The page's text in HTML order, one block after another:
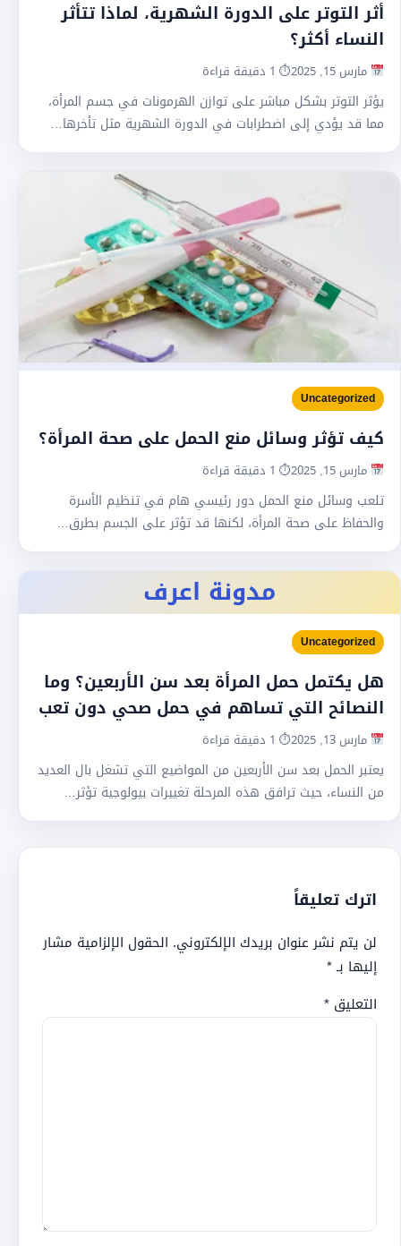
أثر التوتر على الدورة الشهرية، لماذا تتأثر
النساء أكثر؟
مارس 15, 2025 ⏱ 1 دقيقة قراءة
يؤثر التوتر بشكل مباشر على توازن الهرمونات في جسم المرأة،
مما قد يؤدي إلى اضطرابات في الدورة الشهرية مثل تأخرها…
Uncategorized
كيف تؤثر وسائل منع الحمل على صحة المرأة؟
مارس 15, 2025 ⏱ 1 دقيقة قراءة
تلعب وسائل منع الحمل دور رئيسي هام في تنظيم الأسرة
والحفاظ على صحة المرأة، لكنها قد تؤثر على الجسم بطرق…
مدونة اعرف
Uncategorized
هل يكتمل حمل المرأة بعد سن الأربعين؟ وما
النصائح التي تساهم في حمل صحي دون تعب
مارس 13, 2025 ⏱ 1 دقيقة قراءة
يعتبر الحمل بعد سن الأربعين من المواضيع التي تشغل بال العديد
من النساء، حيث ترافق هذه المرحلة تغييرات بيولوجية تؤثر…
اترك تعليقاً
لن يتم نشر عنوان بريدك الإلكتروني. الحقول الإلزامية مشار
إليها بـ*
التعليق *